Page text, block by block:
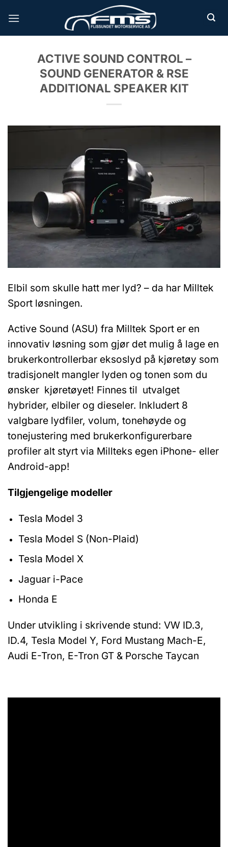
ACTIVE SOUND CONTROL –
SOUND GENERATOR & RSE
ADDITIONAL SPEAKER KIT
Elbil som skulle hatt mer lyd? – da har Milltek
Sport løsningen.
Active Sound (ASU) fra Milltek Sport er en
innovativ løsning som gjør det mulig å lage en
brukerkontrollerbar eksoslyd på kjøretøy som
tradisjonelt mangler lyden og tonen som du
ønsker kjøretøyet! Finnes til utvalget
hybrider, elbiler og dieseler. Inkludert 8
valgbare lydfiler, volum, tonehøyde og
tonejustering med brukerkonfigurerbare
profiler alt styrt via Millteks egen iPhone- eller
Android-app!
Tilgjengelige modeller
Tesla Model 3
Tesla Model S (Non-Plaid)
Tesla Model X
Jaguar i-Pace
Honda E
Under utvikling i skrivende stund: VW ID.3,
ID.4, Tesla Model Y, Ford Mustang Mach-E,
Audi E-Tron, E-Tron GT & Porsche Taycan